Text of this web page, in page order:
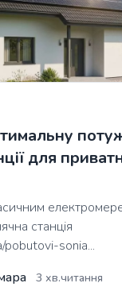
для
станція
pobutovi-sonia...
3 хв.читання